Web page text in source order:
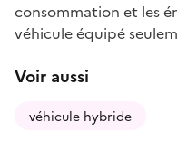
consommation et les
véhicule équipé
Voir aussi
véhicule hybride